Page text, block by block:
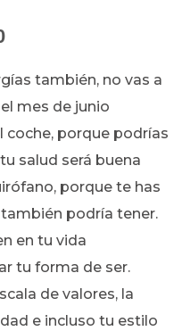
también, no vas a
mes de junio
coche, porque podrías
salud será buena
porque te has
podría tener.
en tu vida
tu forma de ser.
de valores, la
e incluso tu estilo